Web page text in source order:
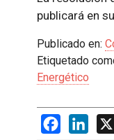
publicará en
Publicado en:
Etiquetado
Energético
Facebook